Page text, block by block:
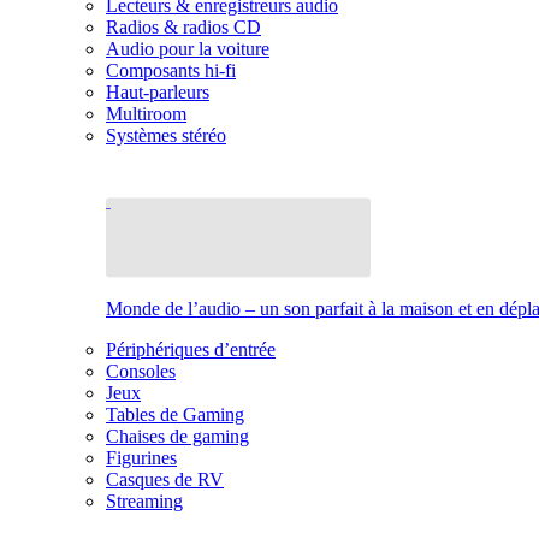
Lecteurs & enregistreurs audio
Radios & radios CD
Audio pour la voiture
Composants hi-fi
Haut-parleurs
Multiroom
Systèmes stéréo
Monde de l’audio – un son parfait à la maison et en
Périphériques d’entrée
Consoles
Jeux
Tables de Gaming
Chaises de gaming
Figurines
Casques de RV
Streaming